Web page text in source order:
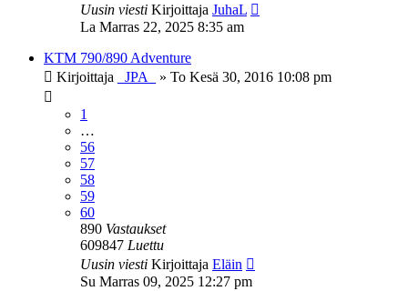
Uusin viesti Kirjoittaja JuhaL
La Marras 22, 2025 8:35 am
KTM 790/890 Adventure
Kirjoittaja
_JPA_ » To Kesä 30, 2016 10:08 pm
1
…
56
57
58
59
60
890 Vastaukset
609847 Luettu
Uusin viesti Kirjoittaja Eläin
Su Marras 09, 2025 12:27 pm